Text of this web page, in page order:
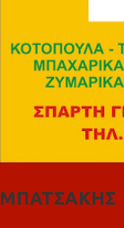
ΜΠΑΤΣΑΚΗΣ